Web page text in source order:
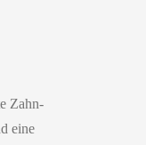
Zahn-
eine